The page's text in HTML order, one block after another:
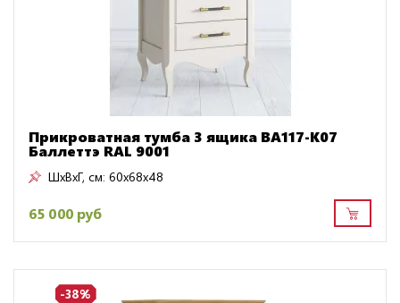
Прикроватная тумба 3 ящика BA117-K07
Баллеттэ RAL 9001
ШxВxГ, см: 60x68x48
65 000 руб
-38%